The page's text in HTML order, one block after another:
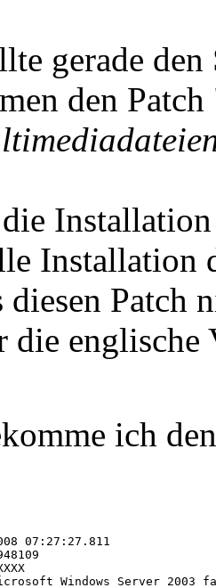
gerade den
den
Installation
diesen Patch
die englische
ich
07:27:27.811
Windows Server